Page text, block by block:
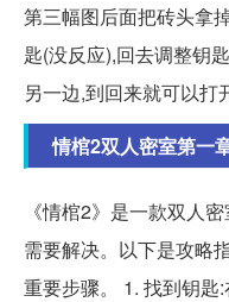
第三幅图后面把砖头拿
匙(没反应),回去调整钥
另一边,到回来就可以打
情棺2双人密室第一
《情棺2》是一款双人
需要解决。以下是攻略
重要步骤。 1. 找到钥匙: